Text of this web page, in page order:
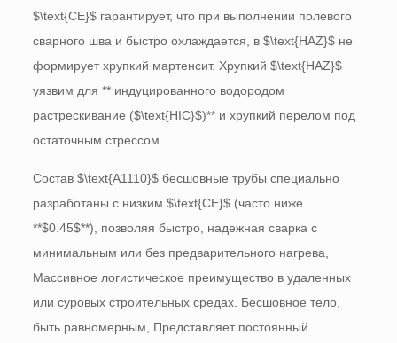
$\text{CE}$гарантирует, что при выполнении полевого
сварного шва и быстро охлаждается, в $\text{HAZ}$не
формирует хрупкий мартенсит. Хрупкий $\text{HAZ}$
уязвим для ** индуцированного водородом
растрескивание ($\text{HIC}$)** и хрупкий перелом под
остаточным стрессом.
Состав $\text{A1110}$бесшовные трубы специально
разработаны с низким $\text{CE}$(часто ниже
**$0.45$**), позволяя быстро, надежная сварка с
минимальным или без предварительного нагрева,
Массивное логистическое преимущество в удаленных
или суровых строительных средах. Бесшовное тело,
быть равномерным, Представляет постоянный